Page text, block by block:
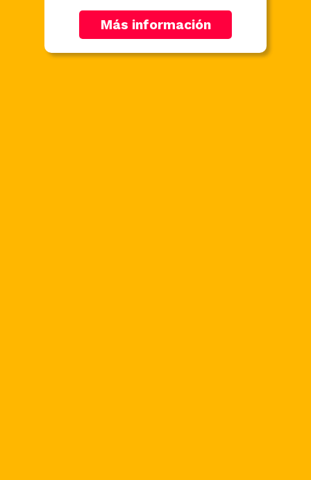
Más información